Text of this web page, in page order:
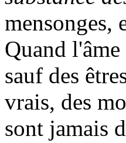
mensonges,
Quand
sauf des
vrais, des
sont jamais